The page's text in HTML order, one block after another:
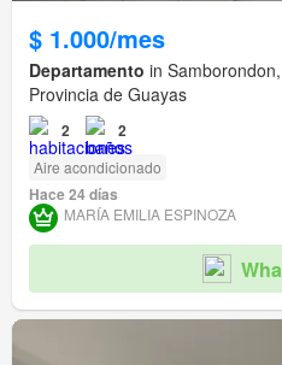
$ 1.000/mes
Departamento in
Provincia de Guayas
2 2
Aire acondicionado
Hace 24 días
MARÍA EMILIA ESPINOZA